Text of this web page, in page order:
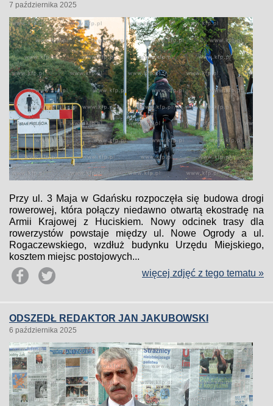
7 października 2025
Przy ul. 3 Maja w Gdańsku rozpoczęła się budowa drogi
rowerowej, która połączy niedawno otwartą ekostradę na
Armii Krajowej z Huciskiem. Nowy odcinek trasy dla
rowerzystów powstaje między ul. Nowe Ogrody a ul.
Rogaczewskiego, wzdłuż budynku Urzędu Miejskiego,
kosztem miejsc postojowych...
więcej zdjęć z tego tematu »
ODSZEDŁ REDAKTOR JAN JAKUBOWSKI
6 października 2025